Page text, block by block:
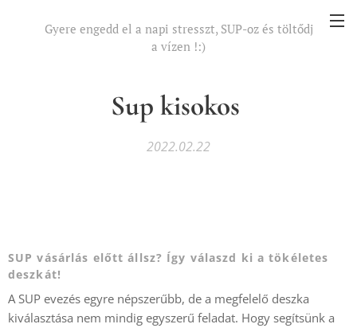
Gyere engedd el a napi stresszt, SUP-oz és töltődj
a vízen !:)
Sup kisokos
2022.02.22
SUP vásárlás előtt állsz? Így válaszd ki a tökéletes
deszkát!
A SUP evezés egyre népszerűbb, de a megfelelő deszka
kiválasztása nem mindig egyszerű feladat. Hogy segítsünk a